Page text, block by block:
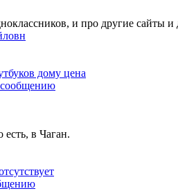
и про другие
дому цена
в Чаган.